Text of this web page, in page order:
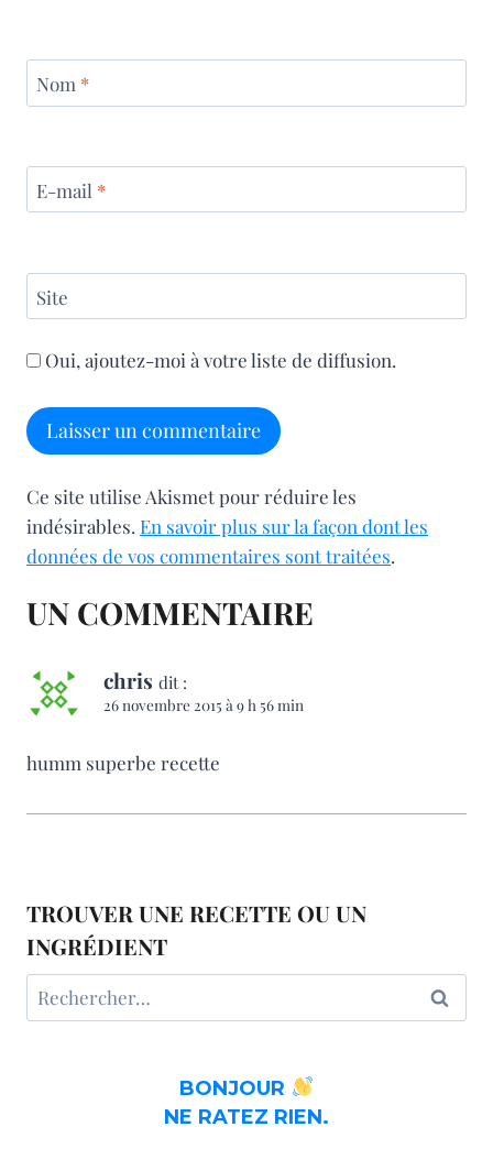
Nom *
E-mail *
Site
Oui, ajoutez-moi à votre liste de diffusion.
Ce site utilise Akismet pour réduire les
indésirables. En savoir plus sur la façon dont les
données de vos commentaires sont traitées.
UN COMMENTAIRE
chris dit :
26 novembre 2015 à 9 h 56 min
humm superbe recette
TROUVER UNE RECETTE OU UN
INGRÉDIENT
Rechercher :
BONJOUR
NE RATEZ RIEN.